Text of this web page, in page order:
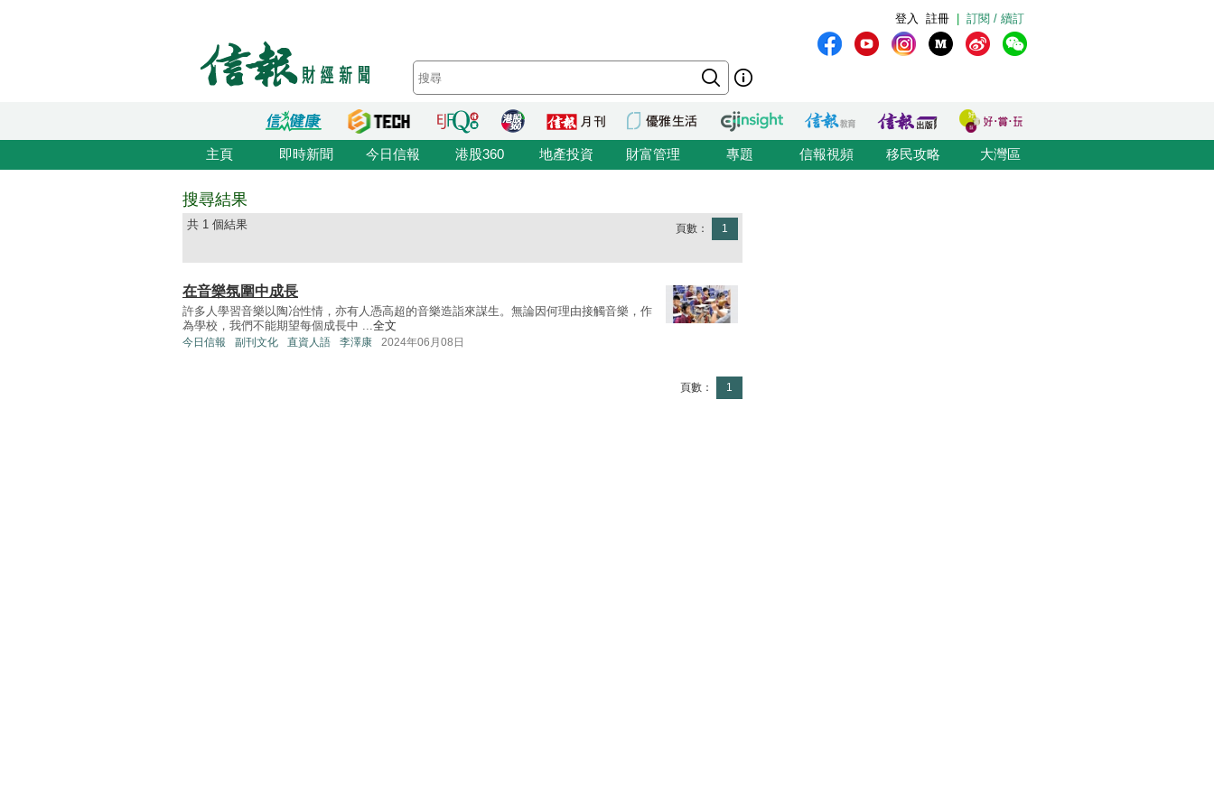
訂閱 / 續訂
註冊
登入
主頁 即時新聞 今日信報 港股360 地產投資 財富管理 專題 信報視頻 移民攻略 大灣區
搜尋結果
共 1 個結果 頁數： 1
在音樂氛圍中成長
許多人學習音樂以陶冶性情，亦有人憑高超的音樂造詣來謀生。無論因何理由接觸音樂，作
為學校，我們不能期望每個成長中 ...全文
今日信報 副刊文化 直資人語 李澤康 2024年06月08日
頁數： 1